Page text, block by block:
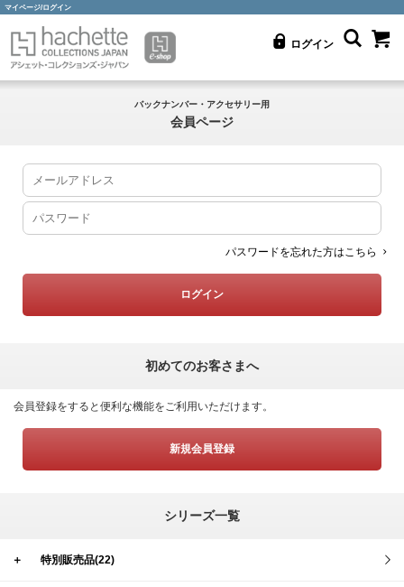
マイページ/ログイン
ログイン
バックナンバー・アクセサリー用
会員ページ
パスワードを忘れた方はこちら
初めてのお客さまへ
会員登録をすると便利な機能をご利用いただけます。
新規会員登録
シリーズ一覧
＋ 特別販売品(22)